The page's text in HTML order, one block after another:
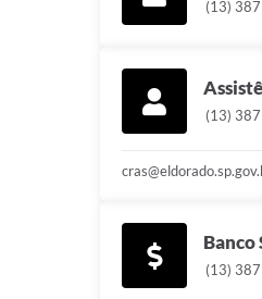
(13)
(13)
Banco
(13)